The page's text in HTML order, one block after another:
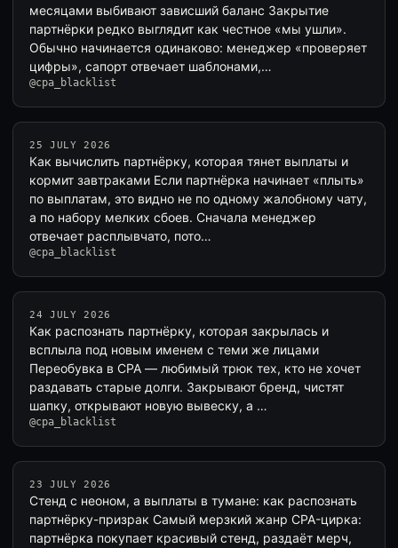
месяцами выбивают зависший баланс Закрытие
партнёрки редко выглядит как честное «мы ушли».
Обычно начинается одинаково: менеджер «проверяет
цифры», сапорт отвечает шаблонами,…
@cpa_blacklist
25 JULY 2026
Как вычислить партнёрку, которая тянет выплаты и
кормит завтраками Если партнёрка начинает «плыть»
по выплатам, это видно не по одному жалобному чату,
а по набору мелких сбоев. Сначала менеджер
отвечает расплывчато, пото…
@cpa_blacklist
24 JULY 2026
Как распознать партнёрку, которая закрылась и
всплыла под новым именем с теми же лицами
Переобувка в CPA — любимый трюк тех, кто не хочет
раздавать старые долги. Закрывают бренд, чистят
шапку, открывают новую вывеску, а …
@cpa_blacklist
23 JULY 2026
Стенд с неоном, а выплаты в тумане: как распознать
партнёрку-призрак Самый мерзкий жанр CPA-цирка:
партнёрка покупает красивый стенд, раздаёт мерч,